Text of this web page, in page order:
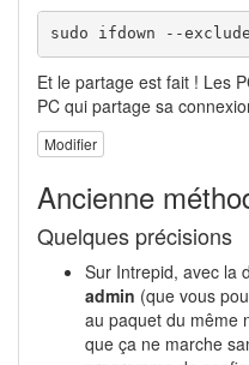
sudo ifdown --
Et le partage est fait ! Les
PC qui partage sa
Modifier
Ancienne
Quelques précisions
Sur Intrepid, avec la
admin (que vous
au paquet du même
que ça ne marche